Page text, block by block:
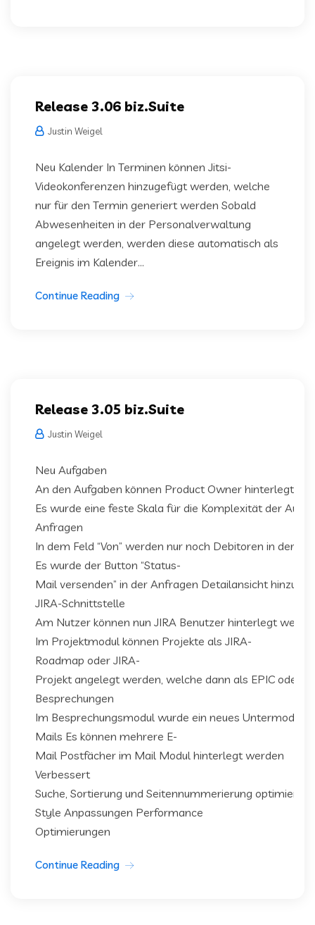
Release 3.06 biz.Suite
Justin Weigel
Neu Kalender In Terminen können Jitsi-
Videokonferenzen hinzugefügt werden, welche
nur für den Termin generiert werden Sobald
Abwesenheiten in der Personalverwaltung
angelegt werden, werden diese automatisch als
Ereignis im Kalender...
Continue Reading
Release 3.05 biz.Suite
Justin Weigel
Neu Aufgaben
An den Aufgaben können Product Owner hinterlegt
Es wurde eine feste Skala für die Komplexität der
Anfragen
In dem Feld “Von” werden nur noch Debitoren in der
Es wurde der Button “Status-
Mail versenden” in der Anfragen Detailansicht
JIRA-Schnittstelle
Am Nutzer können nun JIRA Benutzer hinterlegt
Im Projektmodul können Projekte als JIRA-
Roadmap oder JIRA-
Projekt angelegt werden, welche dann als EPIC oder
Besprechungen
Im Besprechungsmodul wurde ein neues Untermodul
Mails Es können mehrere E-
Mail Postfächer im Mail Modul hinterlegt werden
Verbessert
Suche, Sortierung und Seitennummerierung optimiert
Style Anpassungen Performance
Optimierungen
Continue Reading